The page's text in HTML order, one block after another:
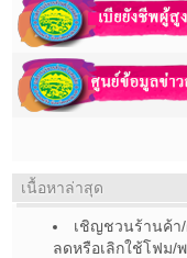
เนื้อหาล่าสุด
เชิญชวนร้านค้า/
ลดหรือเลิกใช้โฟม/